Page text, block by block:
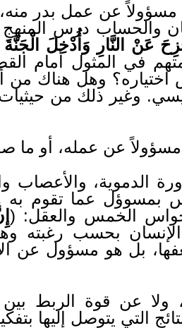
مسؤولاً عن عمل بدر
درس المنهج
عَنْ النَّارِ وَأُدْخِلَ الْجَنَّةَ
في المثول أمام
وهل هناك من
وغير ذلك من
مسؤولاً عن عمله، أو ما
الدموية، والأعصاب
بمسوؤل عما تقوم به
الخمس والعقل: (
بحسب رغبته
بل هو مسؤول عن
عن قوة الربط بين
التي يتوصل إليها